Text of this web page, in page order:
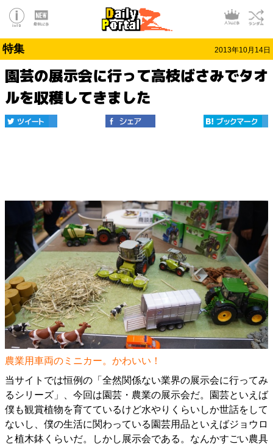
特集 2013年10月14日
園芸の展示会に行って高枝ばさみでタオ
ルを収穫してきました
農業用車両のミニカー。かわいい！
当サイトでは恒例の「全然関係ない業界の展示会に行ってみ
るシリーズ」、今回は園芸・農業の展示会だ。園芸といえば
僕も観賞植物を育てているけど水やりくらいしか世話をして
ないし、僕の生活に関わっている園芸用品といえばジョウロ
と植木鉢くらいだ。しかし展示会である。なんかすごい農具